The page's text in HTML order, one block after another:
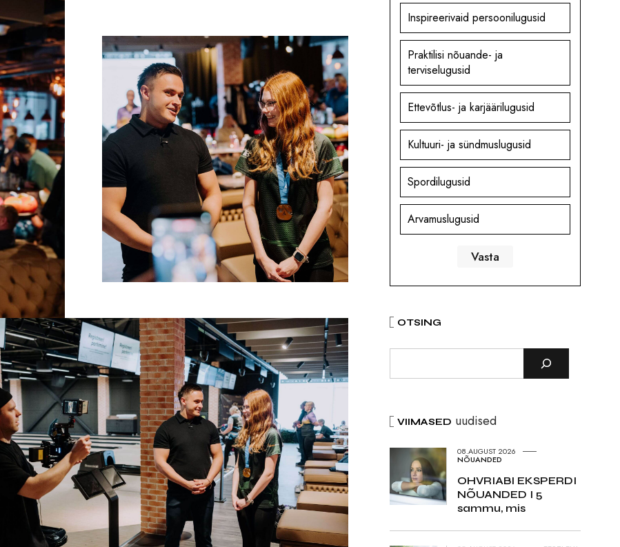
Inspireerivaid persoonilugusid
Praktilisi nõuande- ja
terviselugusid
Ettevõtlus- ja karjäärilugusid
Kultuuri- ja sündmuslugusid
Spordilugusid
Arvamuslugusid
OTSING
VIIMASED uudised
08.AUGUST 2026
NÕUANDED
OHVRIABI EKSPERDI
NÕUANDED I 5
sammu, mis